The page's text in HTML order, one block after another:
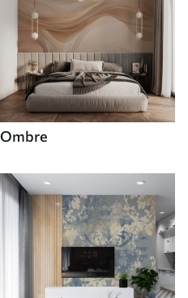
Ombre